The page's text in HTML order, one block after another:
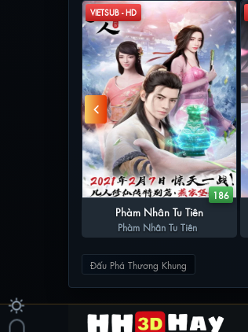
VIETSUB - HD
186
Phàm Nhân Tu Tiên
Phàm Nhân Tu Tiên
Đấu Phá Thương Khung